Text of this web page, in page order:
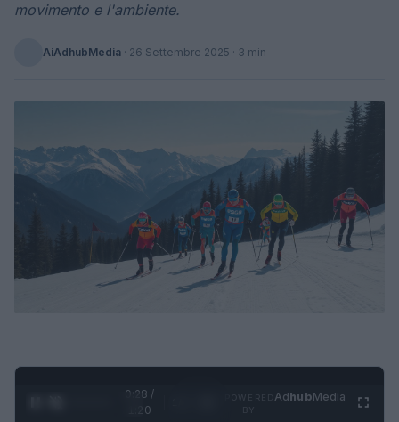
movimento e l'ambiente.
AiAdhubMedia · 26 Settembre 2025 · 3 min
0:29 /
1:20
AdhubMedia